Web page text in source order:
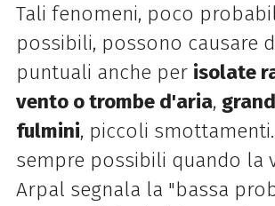
Tali fenomeni, poco
possibili, possono causare
puntuali anche per isolate
vento o trombe d'aria,
fulmini, piccoli
sempre possibili quando la
Arpal segnala la "bassa